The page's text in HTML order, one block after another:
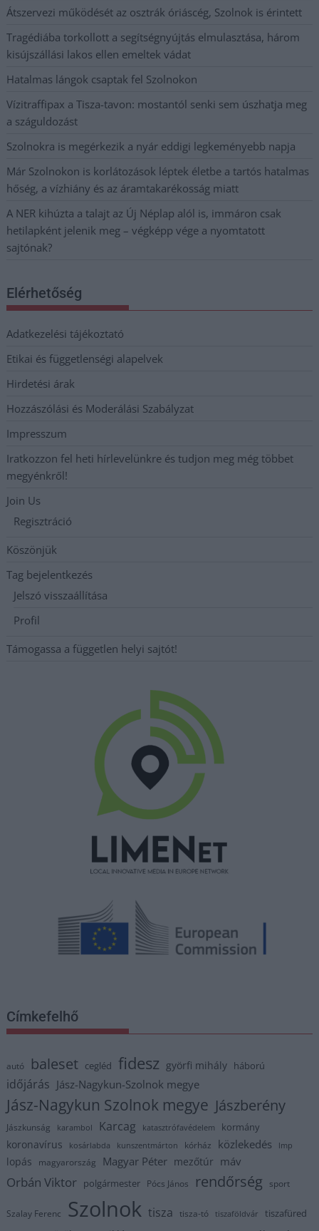
Átszervezi működését az osztrák óriáscég, Szolnok is érintett
Tragédiába torkollott a segítségnyújtás elmulasztása, három
kisújszállási lakos ellen emeltek vádat
Hatalmas lángok csaptak fel Szolnokon
Vízitraffipax a Tisza-tavon: mostantól senki sem úszhatja meg
a száguldozást
Szolnokra is megérkezik a nyár eddigi legkeményebb napja
Már Szolnokon is korlátozások léptek életbe a tartós hatalmas
hőség, a vízhiány és az áramtakarékosság miatt
A NER kihúzta a talajt az Új Néplap alól is, immáron csak
hetilapként jelenik meg – végképp vége a nyomtatott
sajtónak?
Elérhetőség
Adatkezelési tájékoztató
Etikai és függetlenségi alapelvek
Hirdetési árak
Hozzászólási és Moderálási Szabályzat
Impresszum
Iratkozzon fel heti hírlevelünkre és tudjon meg még többet
megyénkről!
Join Us
Regisztráció
Köszönjük
Tag bejelentkezés
Jelszó visszaállítása
Profil
Támogassa a független helyi sajtót!
Címkefelhő
autó baleset cegléd fidesz györfi mihály háború
időjárás Jász-Nagykun-Szolnok megye
Jász-Nagykun Szolnok megye Jászberény
Jászkunság karambol Karcag katasztrófavédelem kormány
koronavírus kosárlabda kunszentmárton kórház közlekedés lmp
lopás magyarország Magyar Péter mezőtúr máv
Orbán Viktor polgármester Pócs János rendőrség sport
Szalay Ferenc Szolnok tisza tisza-tó tiszaföldvár tiszafüred